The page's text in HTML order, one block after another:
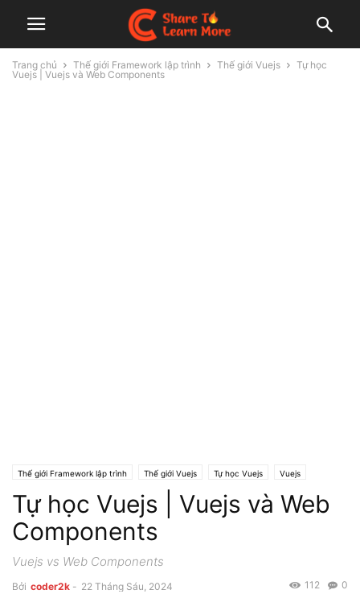
Trang chủ Thế giới Framework lập trình Thế giới Vuejs
Tự học
Vuejs | Vuejs và Web Components
Thế giới Framework lập trình Thế giới Vuejs Tự học Vuejs Vuejs
Tự học Vuejs | Vuejs và Web
Components
Vuejs vs Web Components
Bởi coder2k - 22 Tháng Sáu, 2024 0
112